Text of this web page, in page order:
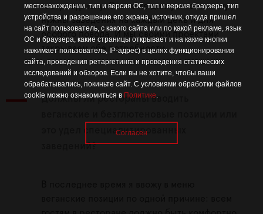
местонахождении, тип и версия ОС, тип и версия браузера, тип
устройства и разрешение его экрана, источник, откуда пришел
на сайт пользователь, с какого сайта или по какой рекламе, язык
ОС и браузера, какие страницы открывает и на какие кнопки
нажимает пользователь, IP-адрес) в целях функционирования
сайта, проведения ретаргетинга и проведения статических
исследований и обзоров. Если вы не хотите, чтобы ваши
обрабатывались, покиньте сайт. С условиями обработки файлов
cookie можно ознакомиться в Политике.
Согласен
гастротуризму. Это тоже диктует гость: ему
нужны заведения на каждый день и для
особого повода. И мы своими проектами
закрываем обе потребности.
Должны ли рестораны вводить
это удел специализированных
заведений?